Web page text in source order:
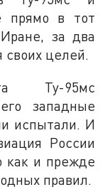
прямо в тот
за два
своих целей.
Ту-95мс
западные
испытали. И
России
как и прежде
правил.